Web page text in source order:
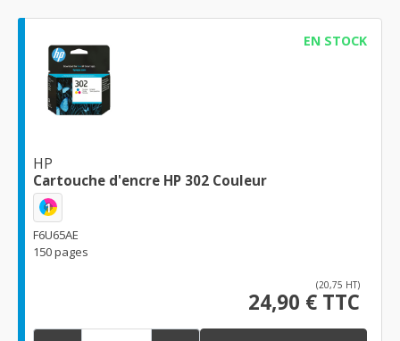
EN STOCK
HP
Cartouche d'encre HP 302 Couleur
1
F6U65AE
150 pages
(20,75 HT)
24,90 € TTC